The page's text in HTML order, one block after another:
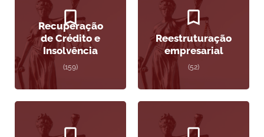
Recuperação
de Crédito e
Insolvência
(159)
Reestruturação
empresarial
(52)